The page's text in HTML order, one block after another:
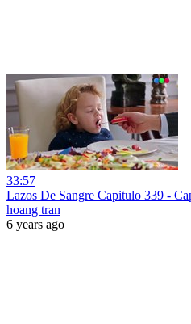
33:57
Lazos De Sangre Capitulo 339 -
hoang tran
6 years ago